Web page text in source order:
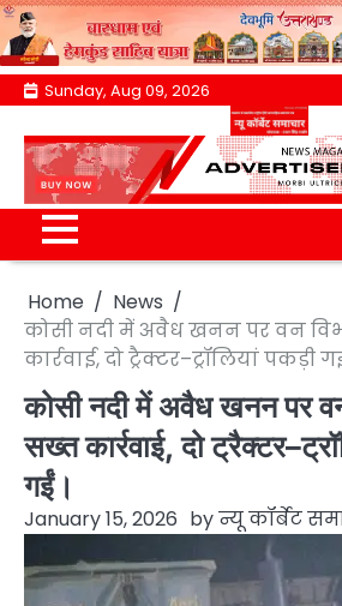
Skip
content
Sunday, Aug 09, 2026
Home
News
कोसी नदी में अवैध खनन पर वन
कार्रवाई, दो ट्रैक्टर–ट्रॉलियां पकड़ी
कोसी नदी में अवैध खनन पर
सख्त कार्रवाई, दो
गईं।
January 15, 2026 byन्यू कॉर्बेट